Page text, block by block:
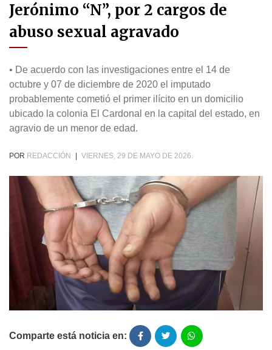
Jerónimo “N”, por 2 cargos de
abuso sexual agravado
• De acuerdo con las investigaciones entre el 14 de
octubre y 07 de diciembre de 2020 el imputado
probablemente cometió el primer ilícito en un domicilio
ubicado la colonia El Cardonal en la capital del estado, en
agravio de un menor de edad.
POR REDACCIÓN VIERNES, 29 DE MAYO DE 2026.
Comparte está noticia en: